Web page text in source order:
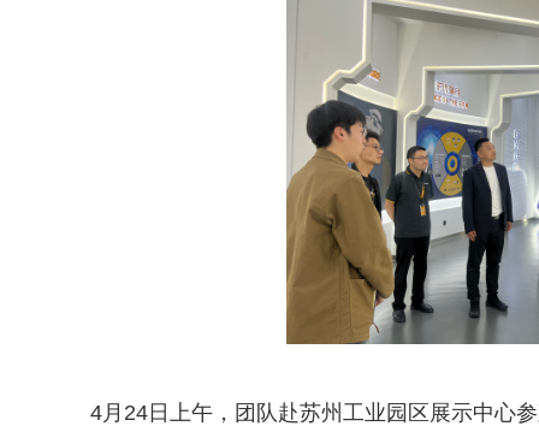
4月24日上午，团队赴苏州工业园区展示中心